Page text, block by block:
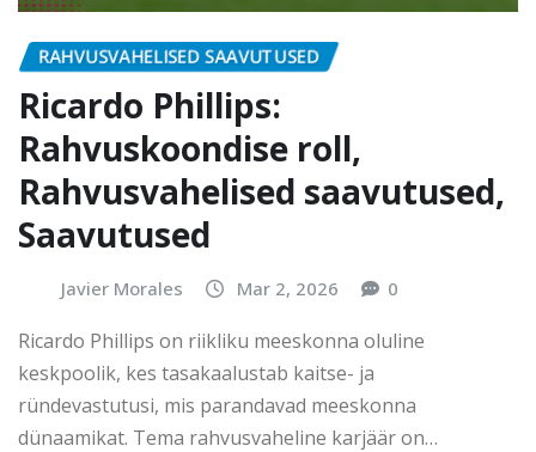
RAHVUSVAHELISED SAAVUTUSED
Ricardo Phillips:
Rahvuskoondise roll,
Rahvusvahelised saavutused,
Saavutused
Javier Morales Mar 2, 2026 0
Ricardo Phillips on riikliku meeskonna oluline
keskpoolik, kes tasakaalustab kaitse- ja
ründevastutusi, mis parandavad meeskonna
dünaamikat. Tema rahvusvaheline karjäär on…